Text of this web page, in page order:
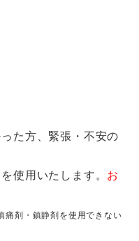
た方、緊張・不安の
使用いたします。 お
痛剤・鎮静剤を使用できない